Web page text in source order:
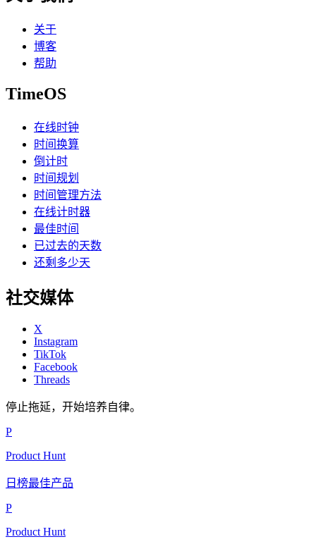
关于
博客
帮助
TimeOS
在线时钟
时间换算
倒计时
时间规划
时间管理方法
在线计时器
最佳时间
已过去的天数
还剩多少天
社交媒体
X
Instagram
TikTok
Facebook
Threads
停止拖延，开始培养自律。
P
Product Hunt
日榜最佳产品
P
Product Hunt